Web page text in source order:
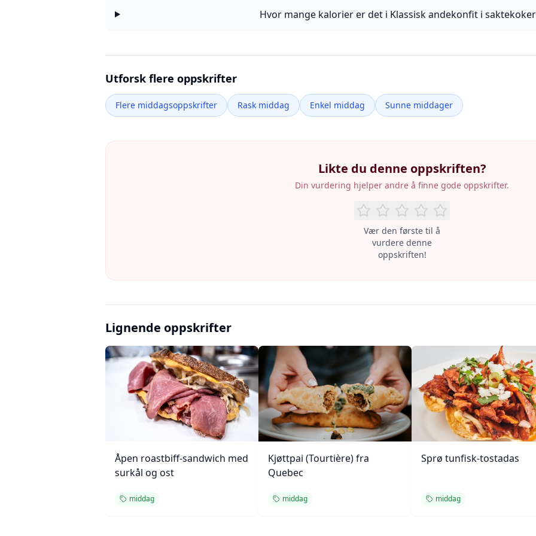
Hvor mange kalorier er det i Klassisk andekonfit i
Utforsk flere oppskrifter
Flere middagsoppskrifter Rask middag Enkel middag Sunne middager
Likte du denne oppskriften?
Din vurdering hjelper andre å finne gode oppskrifter.
Vær den første til å
vurdere denne
oppskriften!
Lignende oppskrifter
Åpen roastbiff-sandwich med
surkål og ost
middag
Kjøttpai (Tourtière) fra
Quebec
middag
Sprø tunfisk-tostadas
middag